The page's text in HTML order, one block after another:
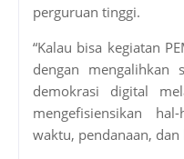
perguruan tinggi.
“Kalau bisa kegiatan
dengan mengalihkan
demokrasi digital
mengefisiensikan
waktu, pendanaan,